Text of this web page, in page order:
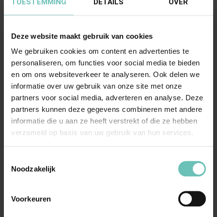
Deze website maakt gebruik van cookies
We gebruiken cookies om content en advertenties te
personaliseren, om functies voor social media te bieden
en om ons websiteverkeer te analyseren. Ook delen we
informatie over uw gebruik van onze site met onze
partners voor social media, adverteren en analyse. Deze
partners kunnen deze gegevens combineren met andere
informatie die u aan ze heeft verstrekt of die ze hebben
verzameld op basis van uw gebruik van hun services.
Noodzakelijk
Voorkeuren
Uitspraak Hoge Raad: Koopovereenkomst;
rechtsgevolgen vernietiging
(ECLI:NL:HR:2017:1012, 2 juni 2017, zaaknr.
16/00390)